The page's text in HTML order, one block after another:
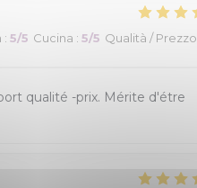
: 5/5 Cucina : 5/5 Qualità / Prezzo
qualité -prix. Mérite d'étre